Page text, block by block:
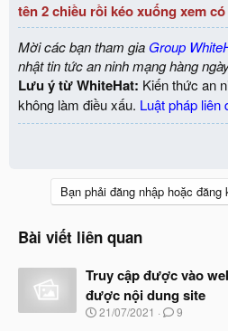
tên 2 chiều rồi kéo xuống xem
Mời các bạn tham gia Group
nhật tin tức an ninh mạng hàng
Lưu ý từ WhiteHat: Kiến thức an
không làm điều xấu. Luật pháp liên
Bạn phải đăng nhập hoặc
Bài viết liên quan
Truy cập được vào
được nội dung site
N
21/07/2021 9